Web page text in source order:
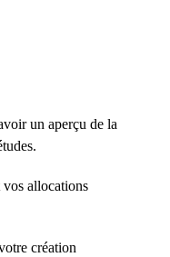
un aperçu de la
vos allocations
création